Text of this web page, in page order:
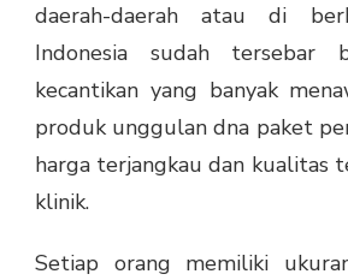
daerah-daerah atau di
Indonesia sudah tersebar
kecantikan yang banyak
produk unggulan dna paket
harga terjangkau dan kualitas
klinik.
Setiap orang memiliki